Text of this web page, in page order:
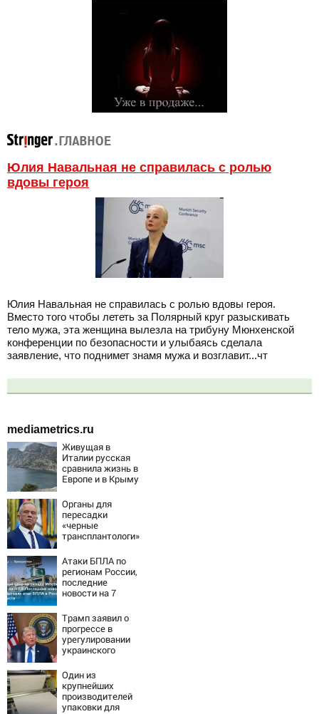
Юлия Навальная не справилась с ролью
вдовы героя
Юлия Навальная не справилась с ролью вдовы героя.
Вместо того чтобы лететь за Полярный круг разыскивать
тело мужа, эта женщина вылезла на трибуну Мюнхенской
конференции по безопасности и улыбаясь сделала
заявление, что поднимет знамя мужа и возглавит...чт
mediametrics.ru
Живущая в
Италии русская
сравнила жизнь в
Европе и в Крыму
Органы для
пересадки
«черные
трансплантологи»
живых пациентов
Атаки БПЛА по
регионам России,
последние
новости на 7
последствия,
атаки на склады
Wildberries,
состояние
пострадавших
Трамп заявил о
прогрессе в
урегулировании
украинского
Один из
крупнейших
производителей
упаковки для